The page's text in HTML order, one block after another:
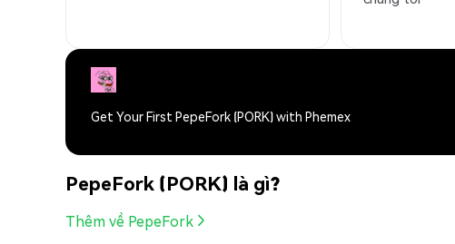
Get Your First PepeFork (PORK) with Phemex
PepeFork (PORK) là gì?
Thêm về PepeFork